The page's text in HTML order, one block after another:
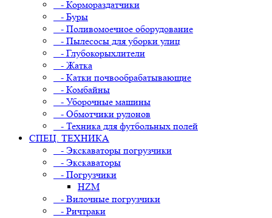
- Кормораздатчики
- Буры
- Поливомоечное оборудование
- Пылесосы для уборки улиц
- Глубокорыхлители
- Жатка
- Катки почвообрабатывающие
- Комбайны
- Уборочные машины
- Обмотчики рулонов
- Техника для футбольных полей
СПЕЦ. ТЕХНИКА
- Экскаваторы погрузчики
- Экскаваторы
- Погрузчики
HZM
- Вилочные погрузчики
- Ричтраки